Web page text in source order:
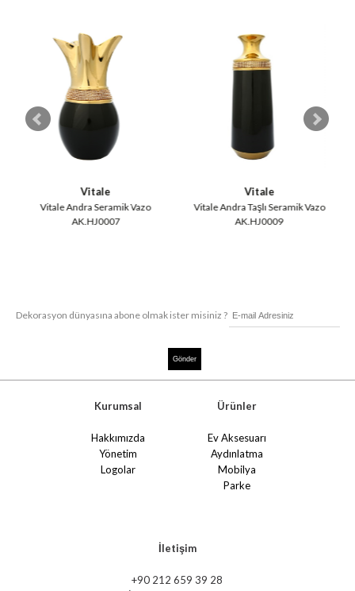
Vitale
Vitale Andra Seramik Vazo
AK.HJ0007
Vitale
Vitale Andra Taşlı Seramik Vazo
AK.HJ0009
Dekorasyon dünyasına abone olmak ister misiniz ?
Kurumsal
Hakkımızda
Yönetim
Logolar
Ürünler
Ev Aksesuarı
Aydınlatma
Mobilya
Parke
İletişim
+90 212 659 39 28